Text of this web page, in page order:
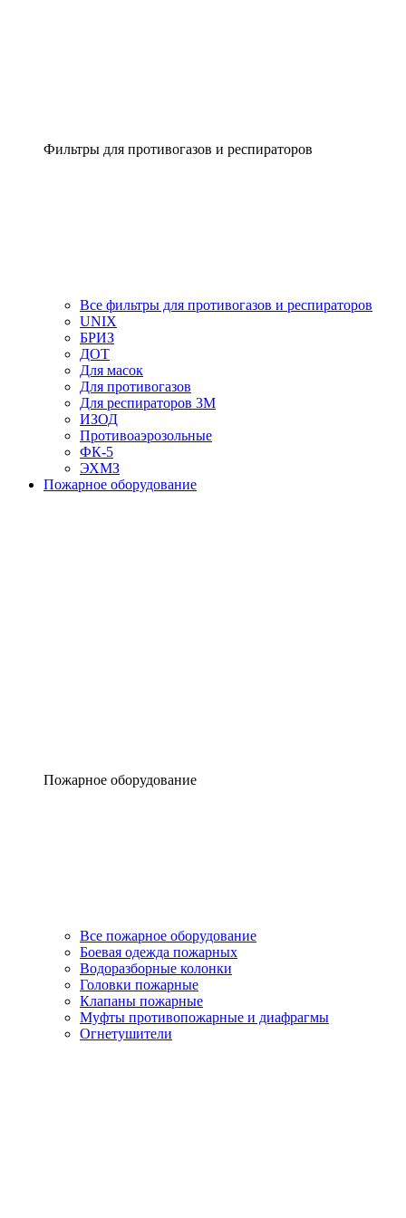
Фильтры для противогазов и респираторов
Все фильтры для противогазов и респираторов
UNIX
БРИЗ
ДОТ
Для масок
Для противогазов
Для респираторов 3М
ИЗОД
Противоаэрозольные
ФК-5
ЭХМЗ
Пожарное оборудование
Пожарное оборудование
Все пожарное оборудование
Боевая одежда пожарных
Водоразборные колонки
Головки пожарные
Клапаны пожарные
Муфты противопожарные и диафрагмы
Огнетушители